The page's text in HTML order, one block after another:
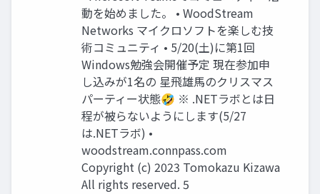
動を始めました。 • WoodStream
Networks マイクロソフトを楽しむ技
術コミュニティ • 5/20(土)に第1回
Windows勉強会開催予定 現在参加申
し込みが1名の 星飛雄馬のクリスマス
パーティー状態🤣 ※ .NETラボとは日
程が被らないようにします(5/27
は.NETラボ) •
woodstream.connpass.com
Copyright (c) 2023 Tomokazu Kizawa
All rights reserved. 5